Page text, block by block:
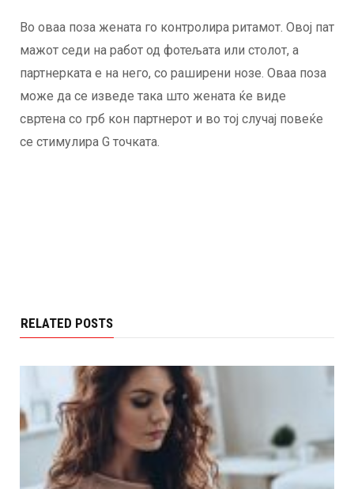
Во оваа поза жената го контролира ритамот. Овој пат
мажот седи на работ од фотељата или столот, а
партнерката е на него, со раширени нозе. Оваа поза
може да се изведе така што жената ќе виде
свртена со грб кон партнерот и во тој случај повеќе
се стимулира G точката.
RELATED POSTS